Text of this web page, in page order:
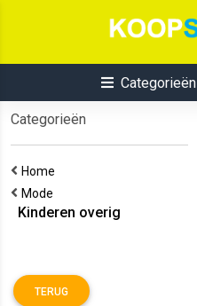
Categorieën
Categorieën
Home
Mode
Kinderen overig
TERUG